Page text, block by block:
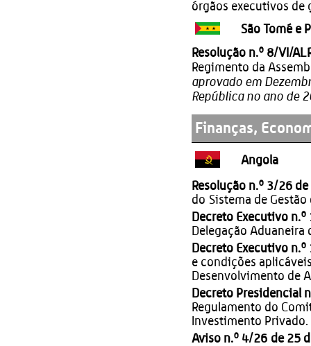
órgãos executivos de
São Tomé e
Resolução n.º 8/VI/
Regimento da
aprovado em
República no ano de
Finanças,
Angola
Resolução n.º 3/26
do Sistema de
Decreto Executivo
Delegação
Decreto Executivo
e condições
Desenvolvimento de
Decreto Presidencial
Regulamento do
Investimento Privado.
Aviso n.º 4/26 de 25